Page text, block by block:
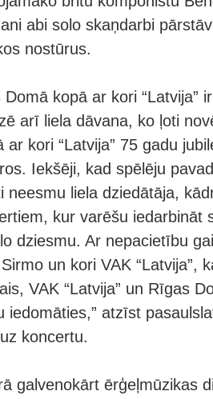
abi solo skaņdarbi
nostūrus.
kopā ar kori “Latvija”
arī liela dāvana, ko ļoti
ar kori “Latvija” 75 gadu
Iekšēji, kad spēlēju
neesmu liela dziedātāja,
kur varēšu iedarbināt
dziesmu. Ar nepacietību
un kori VAK “Latvija”,
VAK “Latvija” un Rīgas
iedomāties,” atzīst
koncertu.
galvenokārt ērģeļmūzikas